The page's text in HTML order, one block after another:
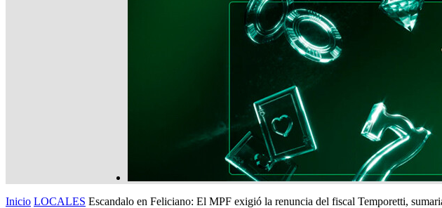
Inicio LOCALES Escandalo en Feliciano: El MPF exigió la renuncia del fiscal Temporetti,